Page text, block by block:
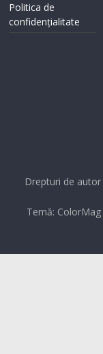
Politica de
confidențialitate
Drepturi de
Temă: ColorMag